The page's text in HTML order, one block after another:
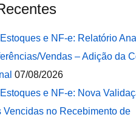
e NF-e: Relatório
Vendas – Adição da
07/08/2026
e NF-e: Nova
Vencidas no Recebimento de